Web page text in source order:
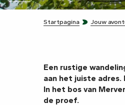
Startpagina Jouw
Een rustige
aan het juiste adres.
In het bos van
de proef.